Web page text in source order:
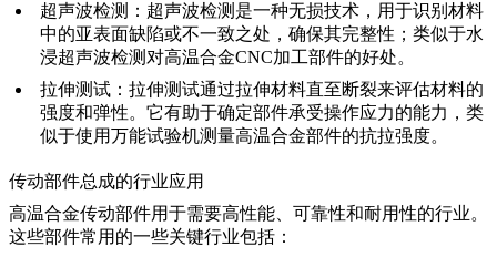
超声波检测 ：超声波检测是一种无损技术，用于识别材料
中的亚表面缺陷或不一致之处，确保其完整性；类似于水
浸超声波检测 对高温合金CNC加工部件的好处。
拉伸测试 ：拉伸测试通过拉伸材料直至断裂来评估材料的
强度和弹性。它有助于确定部件承受操作应力的能力，类
似于使用万能试验机测量高温合金部件的抗拉强度。
传动部件总成的行业应用
高温合金传动部件用于需要高性能、可靠性和耐用性的行业。
这些部件常用的一些关键行业包括：